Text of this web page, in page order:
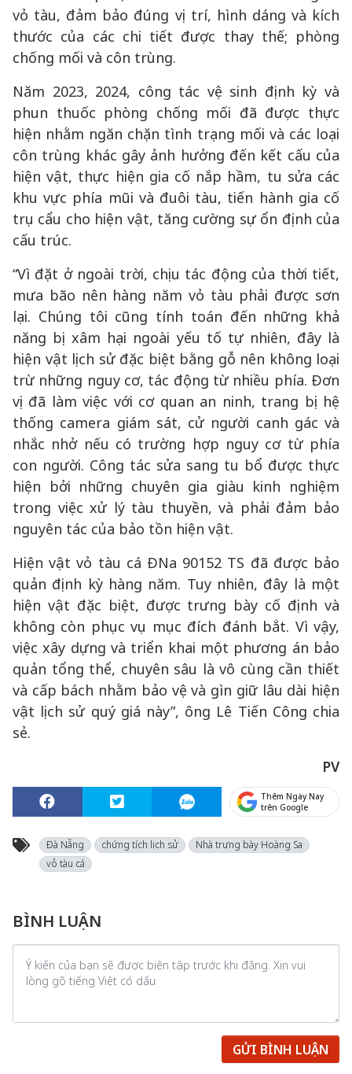
vỏ tàu, đảm bảo đúng vị trí, hình dáng và kích
thước của các chi tiết được thay thế; phòng
chống mối và côn trùng.
Năm 2023, 2024, công tác vệ sinh định kỳ và
phun thuốc phòng chống mối đã được thực
hiện nhằm ngăn chặn tình trạng mối và các loại
côn trùng khác gây ảnh hưởng đến kết cấu của
hiện vật, thực hiện gia cố nắp hầm, tu sửa các
khu vực phía mũi và đuôi tàu, tiến hành gia cố
trụ cẩu cho hiện vật, tăng cường sự ổn định của
cấu trúc.
“Vì đặt ở ngoài trời, chịu tác động của thời tiết,
mưa bão nên hàng năm vỏ tàu phải được sơn
lại. Chúng tôi cũng tính toán đến những khả
năng bị xâm hại ngoài yếu tố tự nhiên, đây là
hiện vật lịch sử đặc biệt bằng gỗ nên không loại
trừ những nguy cơ, tác động từ nhiều phía. Đơn
vị đã làm việc với cơ quan an ninh, trang bị hệ
thống camera giám sát, cử người canh gác và
nhắc nhở nếu có trường hợp nguy cơ từ phía
con người. Công tác sửa sang tu bổ được thực
hiện bởi những chuyên gia giàu kinh nghiệm
trong việc xử lý tàu thuyền, và phải đảm bảo
nguyên tác của bảo tồn hiện vật.
Hiện vật vỏ tàu cá ĐNa 90152 TS đã được bảo
quản định kỳ hàng năm. Tuy nhiên, đây là một
hiện vật đặc biệt, được trưng bày cố định và
không còn phục vụ mục đích đánh bắt. Vì vậy,
việc xây dựng và triển khai một phương án bảo
quản tổng thể, chuyên sâu là vô cùng cần thiết
và cấp bách nhằm bảo vệ và gìn giữ lâu dài hiện
vật lịch sử quý giá này”, ông Lê Tiến Công chia
sẻ.
PV
Thêm Ngày Nay
trên Google
Đà Nẵng chứng tích lịch sử
Nhà trưng bày Hoàng Sa
vỏ tàu cá
BÌNH LUẬN
GỬI BÌNH LUẬN